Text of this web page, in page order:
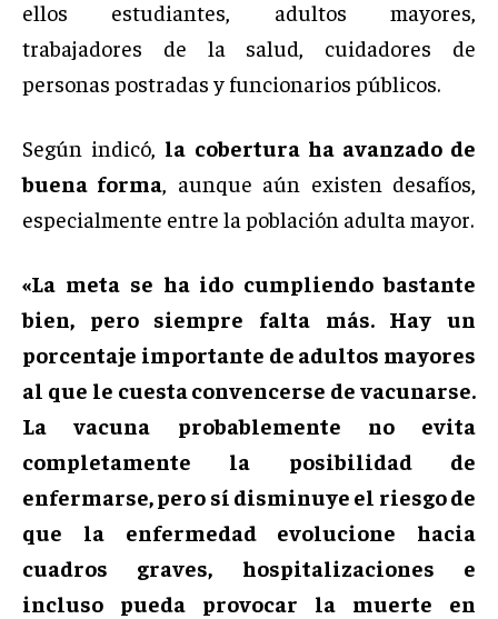
ellos estudiantes, adultos mayores,
trabajadores de la salud, cuidadores de
personas postradas y funcionarios públicos.
Según indicó, la cobertura ha avanzado de
buena forma, aunque aún existen desafíos,
especialmente entre la población adulta mayor.
«La meta se ha ido cumpliendo bastante
bien, pero siempre falta más. Hay un
porcentaje importante de adultos mayores
al que le cuesta convencerse de vacunarse.
La vacuna probablemente no evita
completamente la posibilidad de
enfermarse, pero sí disminuye el riesgo de
que la enfermedad evolucione hacia
cuadros graves, hospitalizaciones e
incluso pueda provocar la muerte en